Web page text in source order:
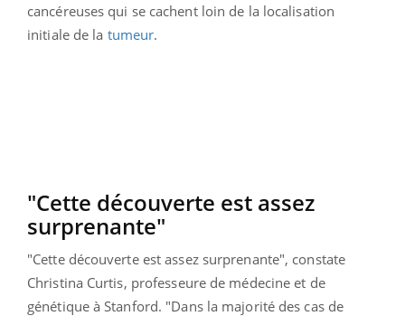
cancéreuses qui se cachent loin de la localisation
initiale de la tumeur.
"Cette découverte est assez
surprenante"
"Cette découverte est assez surprenante", constate
Christina Curtis, professeure de médecine et de
génétique à Stanford. "Dans la majorité des cas de